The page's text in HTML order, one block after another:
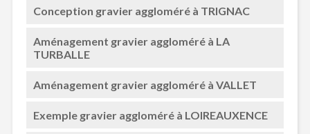
Conception gravier aggloméré à TRIGNAC
Aménagement gravier aggloméré à LA
TURBALLE
Aménagement gravier aggloméré à VALLET
Exemple gravier aggloméré à LOIREAUXENCE